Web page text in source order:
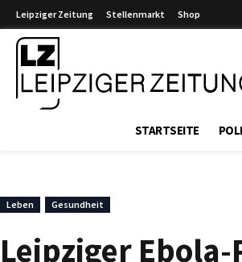
Leipziger Zeitung Stellenmarkt Shop
STARTSEITE
Leben Gesundheit
Leipziger